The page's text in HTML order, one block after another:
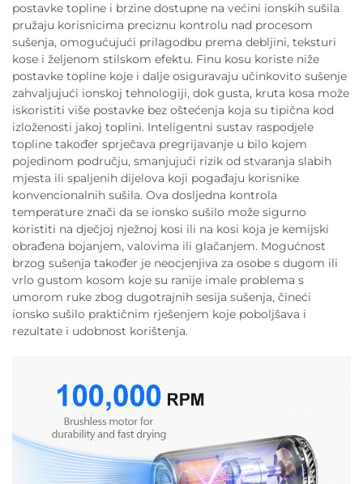
postavke topline i brzine dostupne na većini ionskih sušila
pružaju korisnicima preciznu kontrolu nad procesom
sušenja, omogućujući prilagodbu prema debljini, teksturi
kose i željenom stilskom efektu. Finu kosu koriste niže
postavke topline koje i dalje osiguravaju učinkovito sušenje
zahvaljujući ionskoj tehnologiji, dok gusta, kruta kosa može
iskoristiti više postavke bez oštećenja koja su tipična kod
izloženosti jakoj toplini. Inteligentni sustav raspodjele
topline također sprječava pregrijavanje u bilo kojem
pojedinom području, smanjujući rizik od stvaranja slabih
mjesta ili spaljenih dijelova koji pogađaju korisnike
konvencionalnih sušila. Ova dosljedna kontrola
temperature znači da se ionsko sušilo može sigurno
koristiti na dječjoj nježnoj kosi ili na kosi koja je kemijski
obrađena bojanjem, valovima ili glačanjem. Mogućnost
brzog sušenja također je neocjenjiva za osobe s dugom ili
vrlo gustom kosom koje su ranije imale problema s
umorom ruke zbog dugotrajnih sesija sušenja, čineći
ionsko sušilo praktičnim rješenjem koje poboljšava i
rezultate i udobnost korištenja.